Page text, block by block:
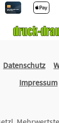
Datenschutz
Impressum